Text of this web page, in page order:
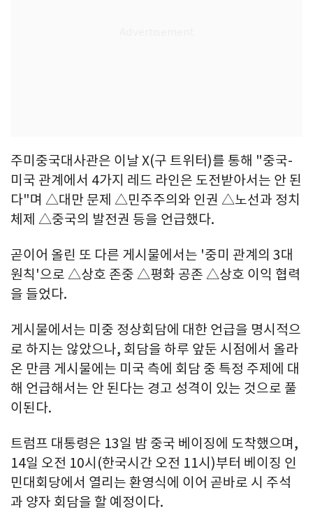
주미중국대사관은 이날 X(구 트위터)를 통해 "중국-
미국 관계에서 4가지 레드 라인은 도전받아서는 안 된
다"며 △대만 문제 △민주주의와 인권 △노선과 정치
체제 △중국의 발전권 등을 언급했다.
곧이어 올린 또 다른 게시물에서는 '중미 관계의 3대
원칙'으로 △상호 존중 △평화 공존 △상호 이익 협력
을 들었다.
게시물에서는 미중 정상회담에 대한 언급을 명시적으
로 하지는 않았으나, 회담을 하루 앞둔 시점에서 올라
온 만큼 게시물에는 미국 측에 회담 중 특정 주제에 대
해 언급해서는 안 된다는 경고 성격이 있는 것으로 풀
이된다.
트럼프 대통령은 13일 밤 중국 베이징에 도착했으며,
14일 오전 10시(한국시간 오전 11시)부터 베이징 인
민대회당에서 열리는 환영식에 이어 곧바로 시 주석
과 양자 회담을 할 예정이다.